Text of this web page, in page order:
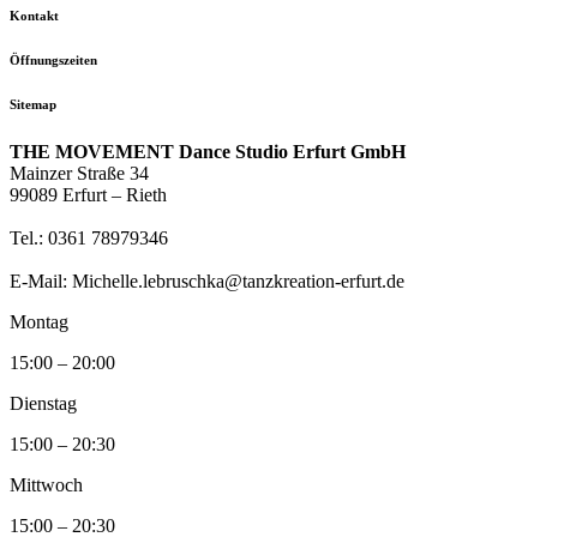
Kontakt
Öffnungszeiten
Sitemap
THE MOVEMENT Dance Studio Erfurt GmbH
Mainzer Straße 34
99089 Erfurt – Rieth
Tel.: 0361 78979346
E-Mail: Michelle.lebruschka@tanzkreation-erfurt.de
Montag
15:00 – 20:00
Dienstag
15:00 – 20:30
Mittwoch
15:00 – 20:30